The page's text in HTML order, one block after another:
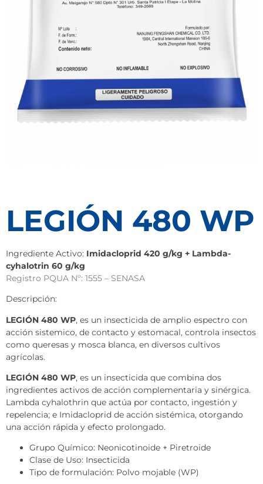
LEGIÓN 480 WP
Ingrediente Activo: Imidacloprid 420 g/kg + Lambda-
cyhalotrin 60 g/kg
Registro PQUA Nº: 1555 – SENASA
Descripción:
LEGIÓN 480 WP, es un insecticida de amplio espectro con
acción sistemico, de contacto y estomacal, controla insectos
como queresas y mosca blanca, en diversos cultivos
agrícolas.
LEGIÓN 480 WP, es un insecticida que combina dos
ingredientes activos de acción complementaria y sinérgica.
Lambda cyhalothrin que actúa por contacto, ingestión y
repelencia; e Imidacloprid de acción sistémica, otorgando
una acción rápida y efecto prolongado.
Grupo Químico: Neonicotinoide + Piretroide
Clase de Uso: Insecticida
Tipo de formulación: Polvo mojable (WP)